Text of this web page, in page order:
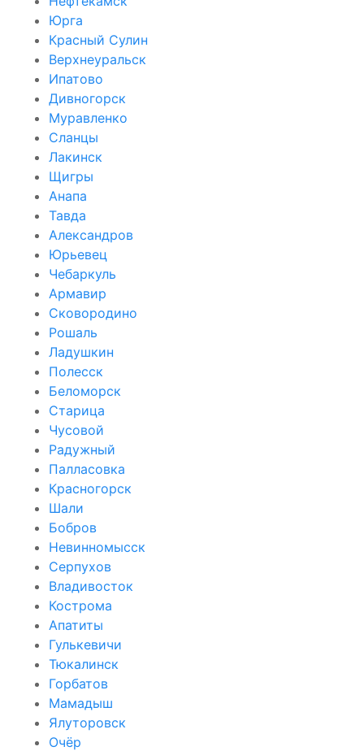
Юрга
Красный Сулин
Верхнеуральск
Ипатово
Дивногорск
Муравленко
Сланцы
Лакинск
Щигры
Анапа
Тавда
Александров
Юрьевец
Чебаркуль
Армавир
Сковородино
Рошаль
Ладушкин
Полесск
Беломорск
Старица
Чусовой
Радужный
Палласовка
Красногорск
Шали
Бобров
Невинномысск
Серпухов
Владивосток
Кострома
Апатиты
Гулькевичи
Тюкалинск
Горбатов
Мамадыш
Ялуторовск
Очёр